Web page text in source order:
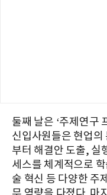
둘째 날은 ‘주제연구
신입사원들은 현업의
부터 해결안 도출, 실
세스를 체계적으로
술 혁신 등 다양한 주